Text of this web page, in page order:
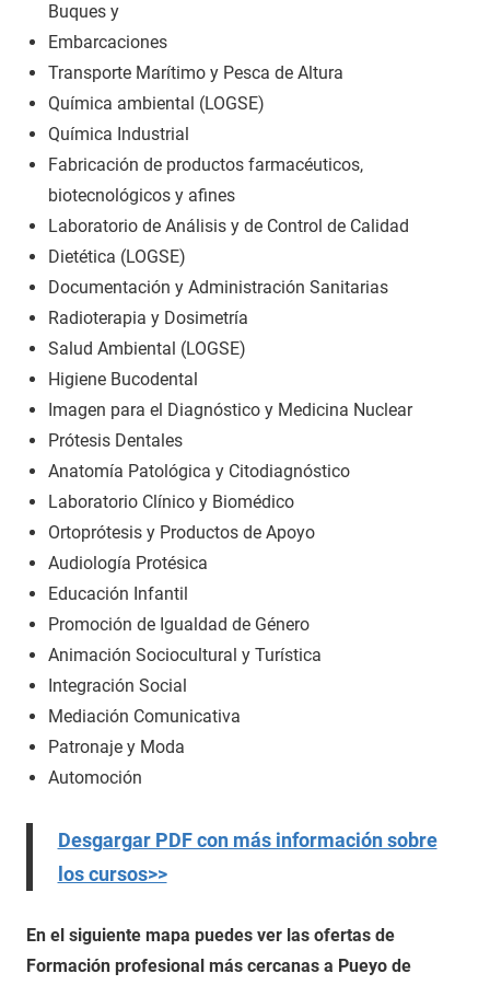
Buques y
Embarcaciones
Transporte Marítimo y Pesca de Altura
Química ambiental (LOGSE)
Química Industrial
Fabricación de productos farmacéuticos,
biotecnológicos y afines
Laboratorio de Análisis y de Control de Calidad
Dietética (LOGSE)
Documentación y Administración Sanitarias
Radioterapia y Dosimetría
Salud Ambiental (LOGSE)
Higiene Bucodental
Imagen para el Diagnóstico y Medicina Nuclear
Prótesis Dentales
Anatomía Patológica y Citodiagnóstico
Laboratorio Clínico y Biomédico
Ortoprótesis y Productos de Apoyo
Audiología Protésica
Educación Infantil
Promoción de Igualdad de Género
Animación Sociocultural y Turística
Integración Social
Mediación Comunicativa
Patronaje y Moda
Automoción
Desgargar PDF con más información sobre
los cursos>>
En el siguiente mapa puedes ver las ofertas de
Formación profesional más cercanas a Pueyo de